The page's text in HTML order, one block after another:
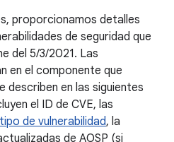
proporcionamos detalles
de seguridad que
del 5/3/2021. Las
en el componente que
en las siguientes
el ID de CVE, las
tipo de vulnerabilidad, la
de AOSP (si